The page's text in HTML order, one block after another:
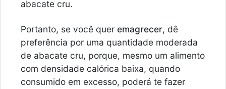
abacate cru.
Portanto, se você quer emagrecer, dê
preferência por uma quantidade moderada
de abacate cru, porque, mesmo um alimento
com densidade calórica baixa, quando
consumido em excesso, poderá te fazer